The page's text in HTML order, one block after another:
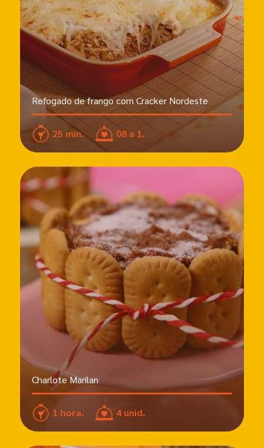
Refogado de frango com Cracker Nordeste
25 min. 08 a 1.
Charlote Marilan
1 hora. 4 unid.